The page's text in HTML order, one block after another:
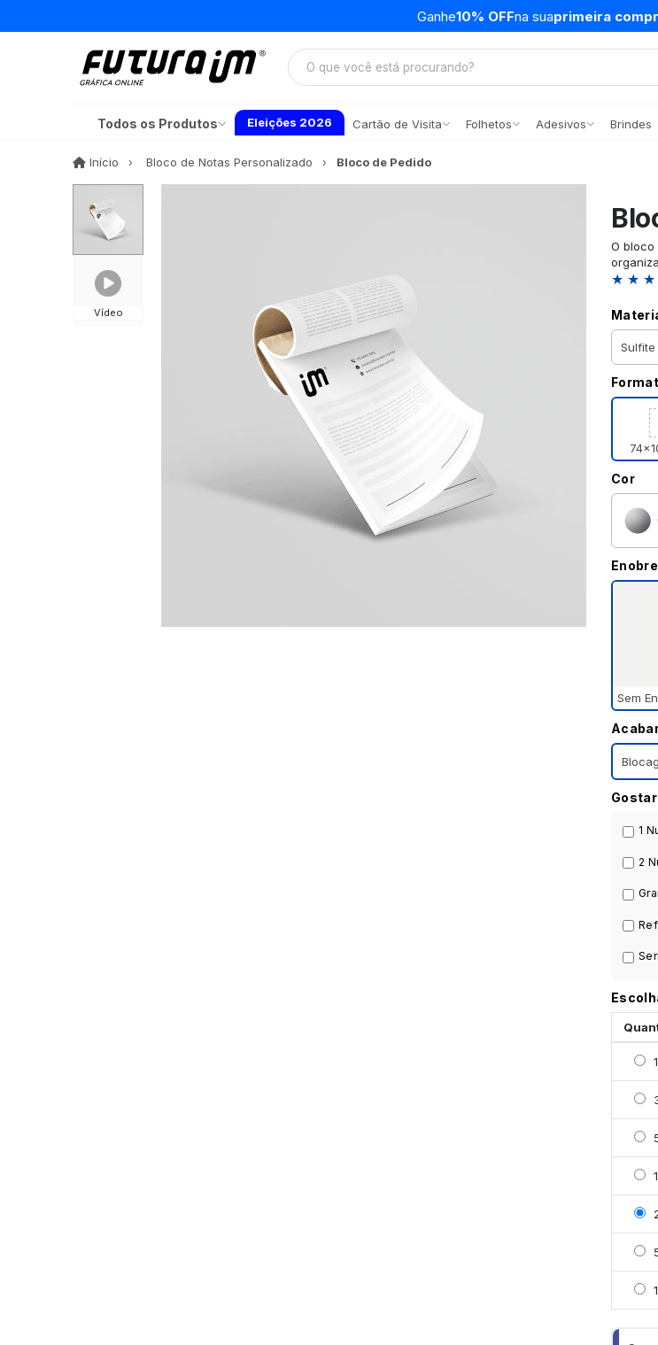
Ganhe10% OFFna suaprimeira
Todos os Produtos Eleições 2026 Cartão de Visita Folhetos Adesivos Brindes
Início InícioBloco de Notas Personalizado Bloco de Pedido
Vídeo
O bloco
★ ★ ★
Cor
Sem
1
2